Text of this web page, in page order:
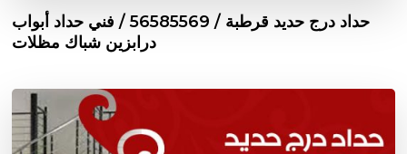
حداد درج حديد قرطبة / 56585569 / فني حداد أبواب
درابزين شباك مظلات